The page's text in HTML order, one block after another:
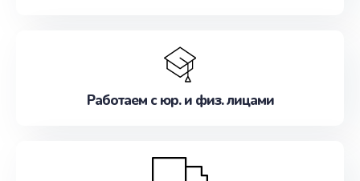
Работаем с юр. и физ. лицами